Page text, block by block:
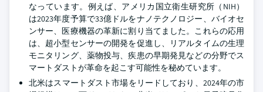
なっています。例えば、アメリカ国立衛生研究所（NIH）
は2023年度予算で33億ドルをナノテクノロジー、バイオセ
ンサー、医療機器の革新に割り当てました。これらの応用
は、超小型センサーの開発を促進し、リアルタイムの生理
モニタリング、薬物投与、疾患の早期発見などの分野でス
マートダストが革命を起こす可能性を秘めています。
北米はスマートダスト市場をリードしており、2024年の市